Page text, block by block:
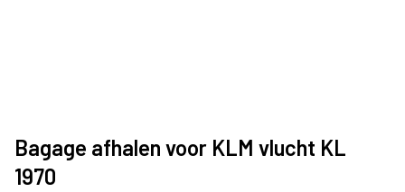
Bagage afhalen voor KLM vlucht KL
1970